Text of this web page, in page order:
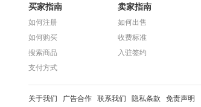
买家指南
如何注册
如何购买
搜索商品
支付方式
卖家指南
如何出售
收费标准
入驻签约
关于我们 广告合作 联系我们 隐私条款 免责声明